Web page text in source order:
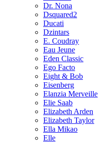
Dr. Nona
Dsquared2
Ducati
Dzintars
E. Coudray
Eau Jeune
Eden Classic
Ego Facto
Eight & Bob
Eisenberg
Elanzia Merveille
Elie Saab
Elizabeth Arden
Elizabeth Taylor
Ella Mikao
Elle